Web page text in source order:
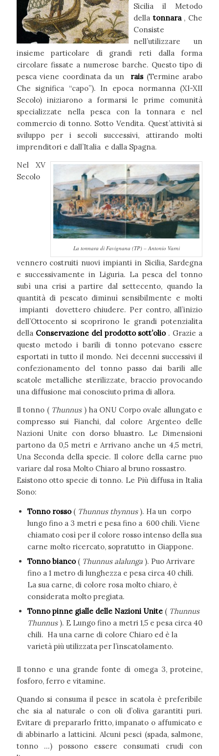
Sicilia il Metodo
della tonnara, Che
Consiste
nell’utilizzare un
insieme particolare di grandi reti dalla forma
circolare fissate a numerose barche. Questo tipo di
pesca viene coordinata da un rais(Termine arabo
Che significa “capo”). In epoca normanna (XI-XII
Secolo) iniziarono a formarsi le prime comunità
specializzate nella pesca con la tonnara e nel
commercio di tonno. Sotto Vendita. Quest’attività si
sviluppo per i secoli successivi, attirando molti
imprenditori e dall’Italia e dalla Spagna.
La tonnara di Favignana (TP) – Antonio Varni
Nel XV
Secolo
vennero costruiti nuovi impianti in Sicilia, Sardegna
e successivamente in Liguria. La pesca del tonno
subì una crisi a partire dal settecento, quando la
quantità di pescato diminuì sensibilmente e molti
impianti dovettero chiudere. Per contro, all’inizio
dell’Ottocento si scoprirono le grandi potenzialita
della Conservazione del prodotto sott’olio. Grazie a
questo metodo i barili di tonno potevano essere
esportati in tutto il mondo. Nei decenni successivi il
confezionamento del tonno passo dai barili alle
scatole metalliche sterilizzate, braccio provocando
una diffusione mai conosciuto prima di allora.
Il tonno ( Thunnus) ha ONU Corpo ovale allungato e
compresso sui Fianchi, dal colore Argenteo delle
Nazioni Unite con dorso bluastro. Le Dimensioni
partono da 0,5 metri e Arrivano anche un 4,5 metri,
Una Seconda della specie. Il colore della carne puo
variare dal rosa Molto Chiaro al bruno rossastro.
Esistono otto specie di tonno. Le Più diffusa in Italia
Sono:
Tonno rosso( Thunnus thynnus). Ha un corpo
lungo fino a 3 metri e pesa fino a 600 chili. Viene
chiamato così per il colore rosso intenso della sua
carne molto ricercato, sopratutto in Giappone.
Tonno bianco( Thunnus alalunga). Puo Arrivare
fino a 1 metro di lunghezza e pesa circa 40 chili.
La sua carne, di colore rosa molto chiaro, è
considerata molto pregiata.
Tonno pinne gialle delle Nazioni Unite( Thunnus
Thunnus). E Lungo fino a metri 1,5 e pesa circa 40
chili. Ha una carne di colore Chiaro ed è la
varietà più utilizzata per l’inscatolamento.
Il tonno e una grande fonte di omega 3, proteine,
fosforo, ferro e vitamine.
Quando si consuma il pesce in scatola è preferibile
che sia al naturale o con oli d’oliva garantiti puri.
Evitare di prepararlo fritto, impanato o affumicato e
di abbinarlo a latticini. Alcuni pesci (spada, salmone,
tonno …) possono essere consumati crudi con